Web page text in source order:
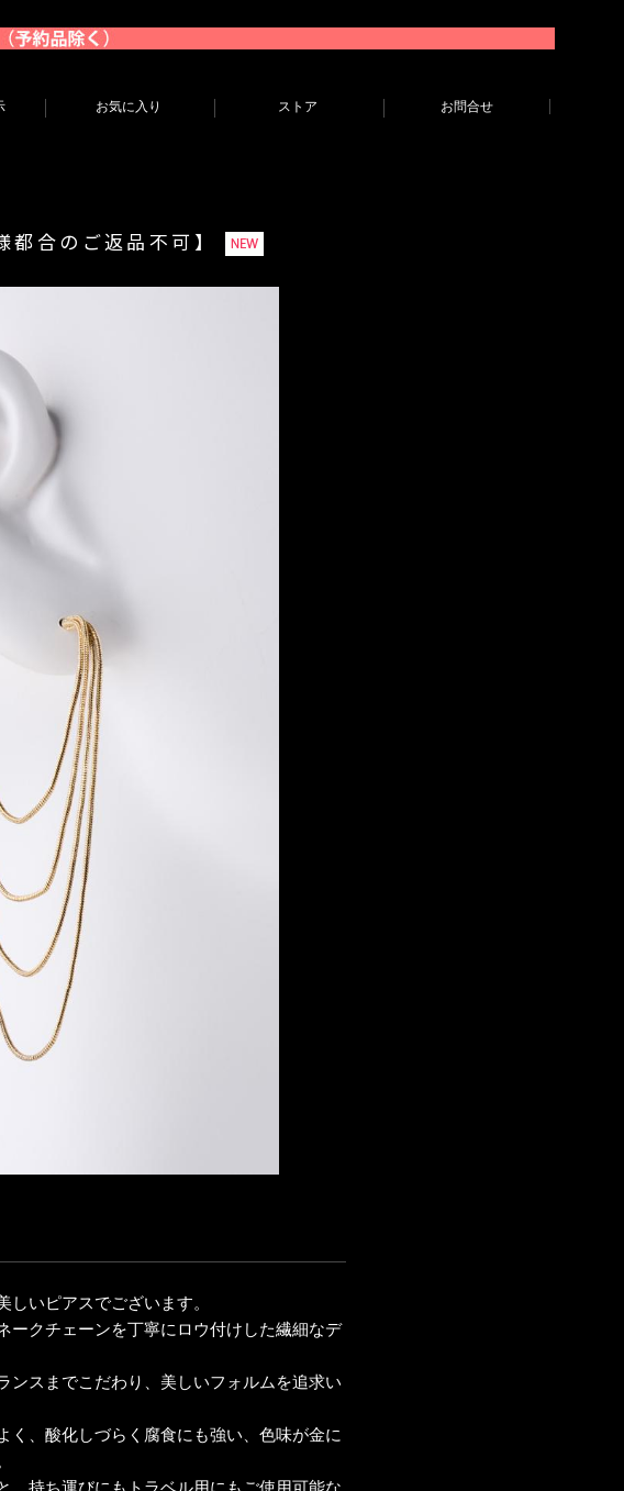
お気に入り ストア お問合せ
都合のご返品不可】
いピアスでございます。
ークチェーンを丁寧にロウ付けした繊細なデ
ンスまでこだわり、美しいフォルムを追求い
く、酸化しづらく腐食にも強い、色味が金に